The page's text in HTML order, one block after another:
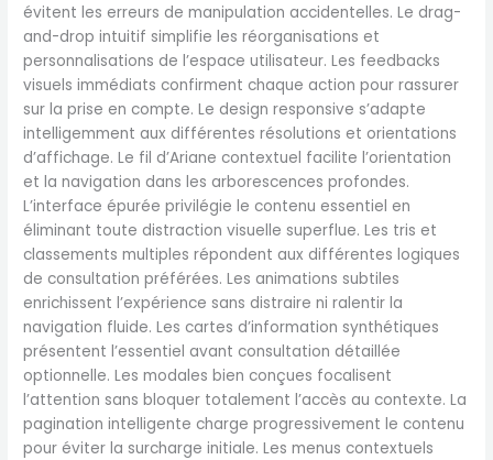
évitent les erreurs de manipulation accidentelles. Le drag-
and-drop intuitif simplifie les réorganisations et
personnalisations de l’espace utilisateur. Les feedbacks
visuels immédiats confirment chaque action pour rassurer
sur la prise en compte. Le design responsive s’adapte
intelligemment aux différentes résolutions et orientations
d’affichage. Le fil d’Ariane contextuel facilite l’orientation
et la navigation dans les arborescences profondes.
L’interface épurée privilégie le contenu essentiel en
éliminant toute distraction visuelle superflue. Les tris et
classements multiples répondent aux différentes logiques
de consultation préférées. Les animations subtiles
enrichissent l’expérience sans distraire ni ralentir la
navigation fluide. Les cartes d’information synthétiques
présentent l’essentiel avant consultation détaillée
optionnelle. Les modales bien conçues focalisent
l’attention sans bloquer totalement l’accès au contexte. La
pagination intelligente charge progressivement le contenu
pour éviter la surcharge initiale. Les menus contextuels